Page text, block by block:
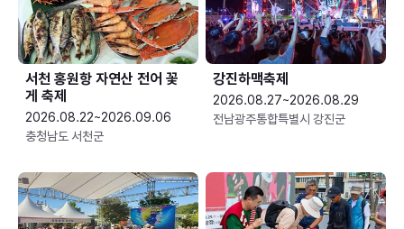
서천 홍원항 자연산 전어 꽃
게 축제
2026.08.22~2026.09.06
충청남도 서천군
강진하맥축제
2026.08.27~2026.08.29
전남광주통합특별시 강진군